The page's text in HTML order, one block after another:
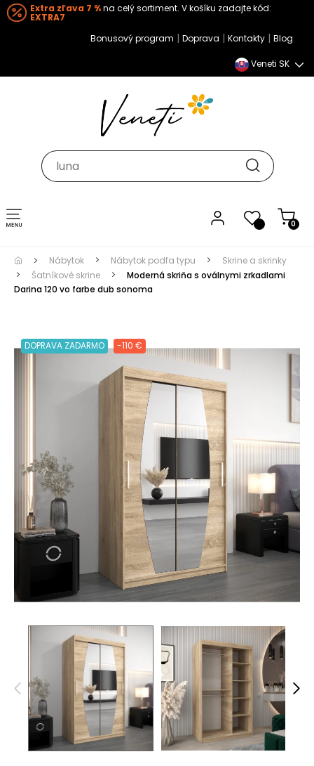
Extra zľava 7 %na celý sortiment. V košíku zadajte kód:
EXTRA7
Bonusový program | Doprava | Kontakty | Blog
Veneti SK
0
Toggle navigation
Nábytok Nábytok podľa typu
Skrine a skrinky
Šatníkové skrine
Moderná skriňa s oválnymi zrkadlami
Darina 120 vo farbe dub sonoma
DOPRAVA ZADARMO -110 €